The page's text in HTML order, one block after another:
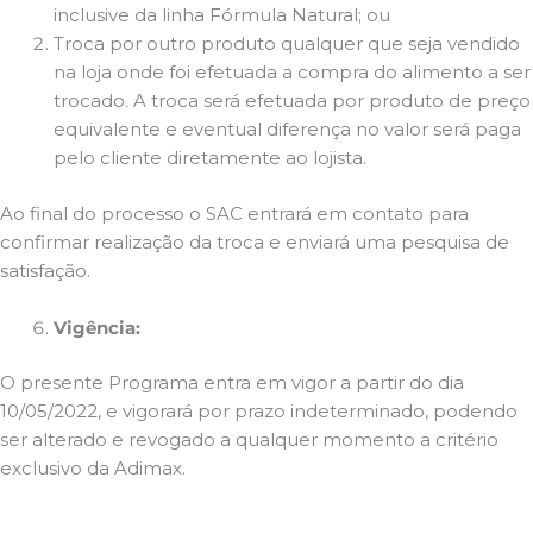
inclusive da linha Fórmula Natural; ou
Troca por outro produto qualquer que seja vendido
na loja onde foi efetuada a compra do alimento a ser
trocado. A troca será efetuada por produto de preço
equivalente e eventual diferença no valor será paga
pelo cliente diretamente ao lojista.
Ao final do processo o SAC entrará em contato para
confirmar realização da troca e enviará uma pesquisa de
satisfação.
Vigência:
O presente Programa entra em vigor a partir do dia
10/05/2022, e vigorará por prazo indeterminado, podendo
ser alterado e revogado a qualquer momento a critério
exclusivo da Adimax.